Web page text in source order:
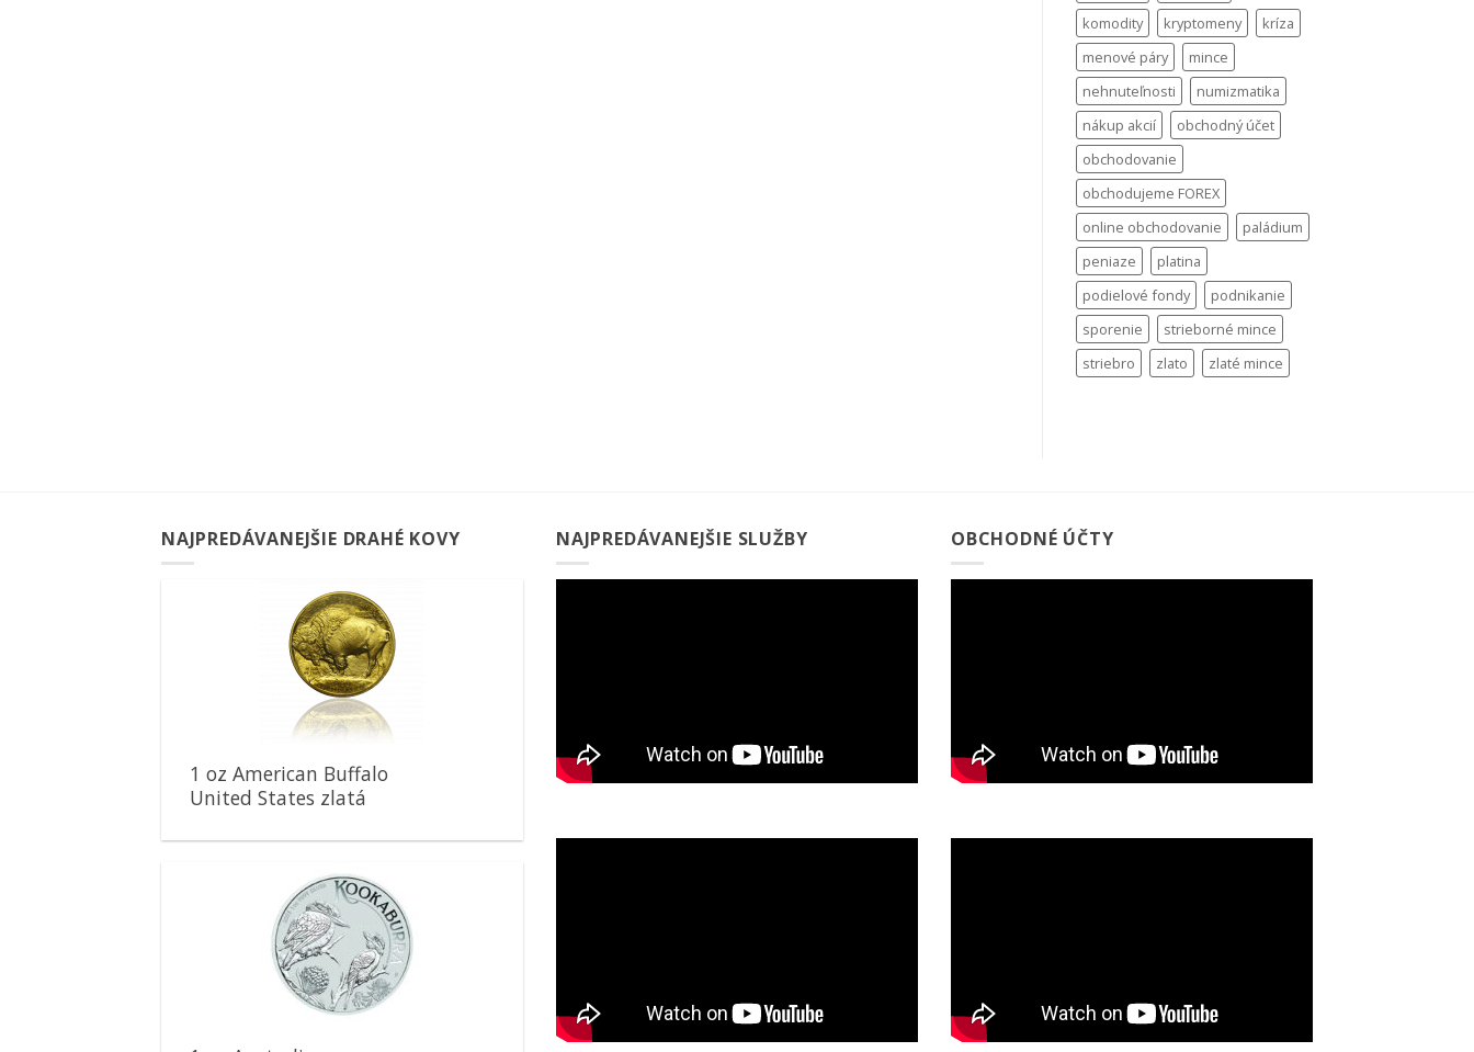
komodity
kryptomeny
kríza
menové páry
mince
nehnuteľnosti
numizmatika
nákup akcií
obchodný účet
obchodovanie
obchodujeme FOREX
online obchodovanie
paládium
peniaze
platina
podielové fondy
podnikanie
sporenie
strieborné mince
striebro
zlato zlaté mince
NAJPREDÁVANEJŠIE DRAHÉ KOVY
Pridať k
obľúbeným
1 oz American Buffalo
United States zlatá
Pridať k
obľúbeným
NAJPREDÁVANEJŠIE SLUŽBY OBCHODNÉ ÚČTY